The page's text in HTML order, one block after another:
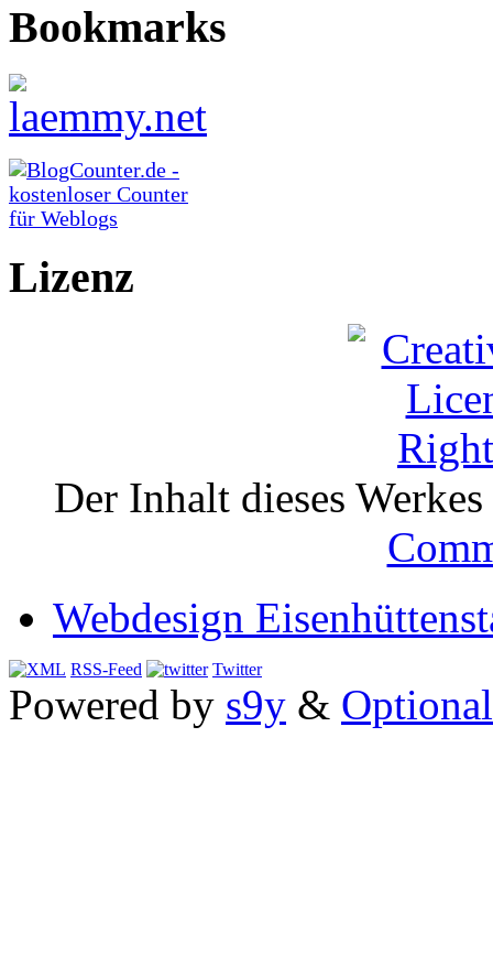
Bookmarks
Lizenz
Der Inhalt dieses
Webdesign
RSS-Feed Twitter
Powered by s9y &